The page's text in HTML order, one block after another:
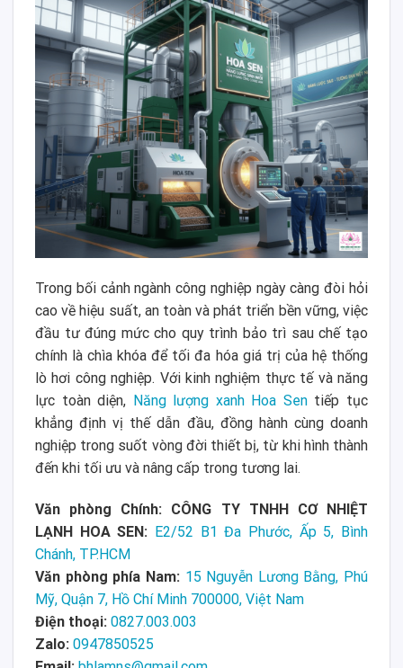
Trong bối cảnh ngành công nghiệp ngày càng đòi hỏi
cao về hiệu suất, an toàn và phát triển bền vững, việc
đầu tư đúng mức cho quy trình bảo trì sau chế tạo
chính là chìa khóa để tối đa hóa giá trị của hệ thống
lò hơi công nghiệp. Với kinh nghiệm thực tế và năng
lực toàn diện, Năng lượng xanh Hoa Sentiếp tục
khẳng định vị thế dẫn đầu, đồng hành cùng doanh
nghiệp trong suốt vòng đời thiết bị, từ khi hình thành
đến khi tối ưu và nâng cấp trong tương lai.
Văn phòng Chính: CÔNG TY TNHH CƠ NHIỆT
LẠNH HOA SEN: E2/52 B1 Đa Phước, Ấp 5, Bình
Chánh, TP.HCM
Văn phòng phía Nam: 15 Nguyễn Lương Bằng, Phú
Mỹ, Quận 7, Hồ Chí Minh 700000, Việt Nam
Điện thoại: 0827.003.003
Zalo: 0947850525